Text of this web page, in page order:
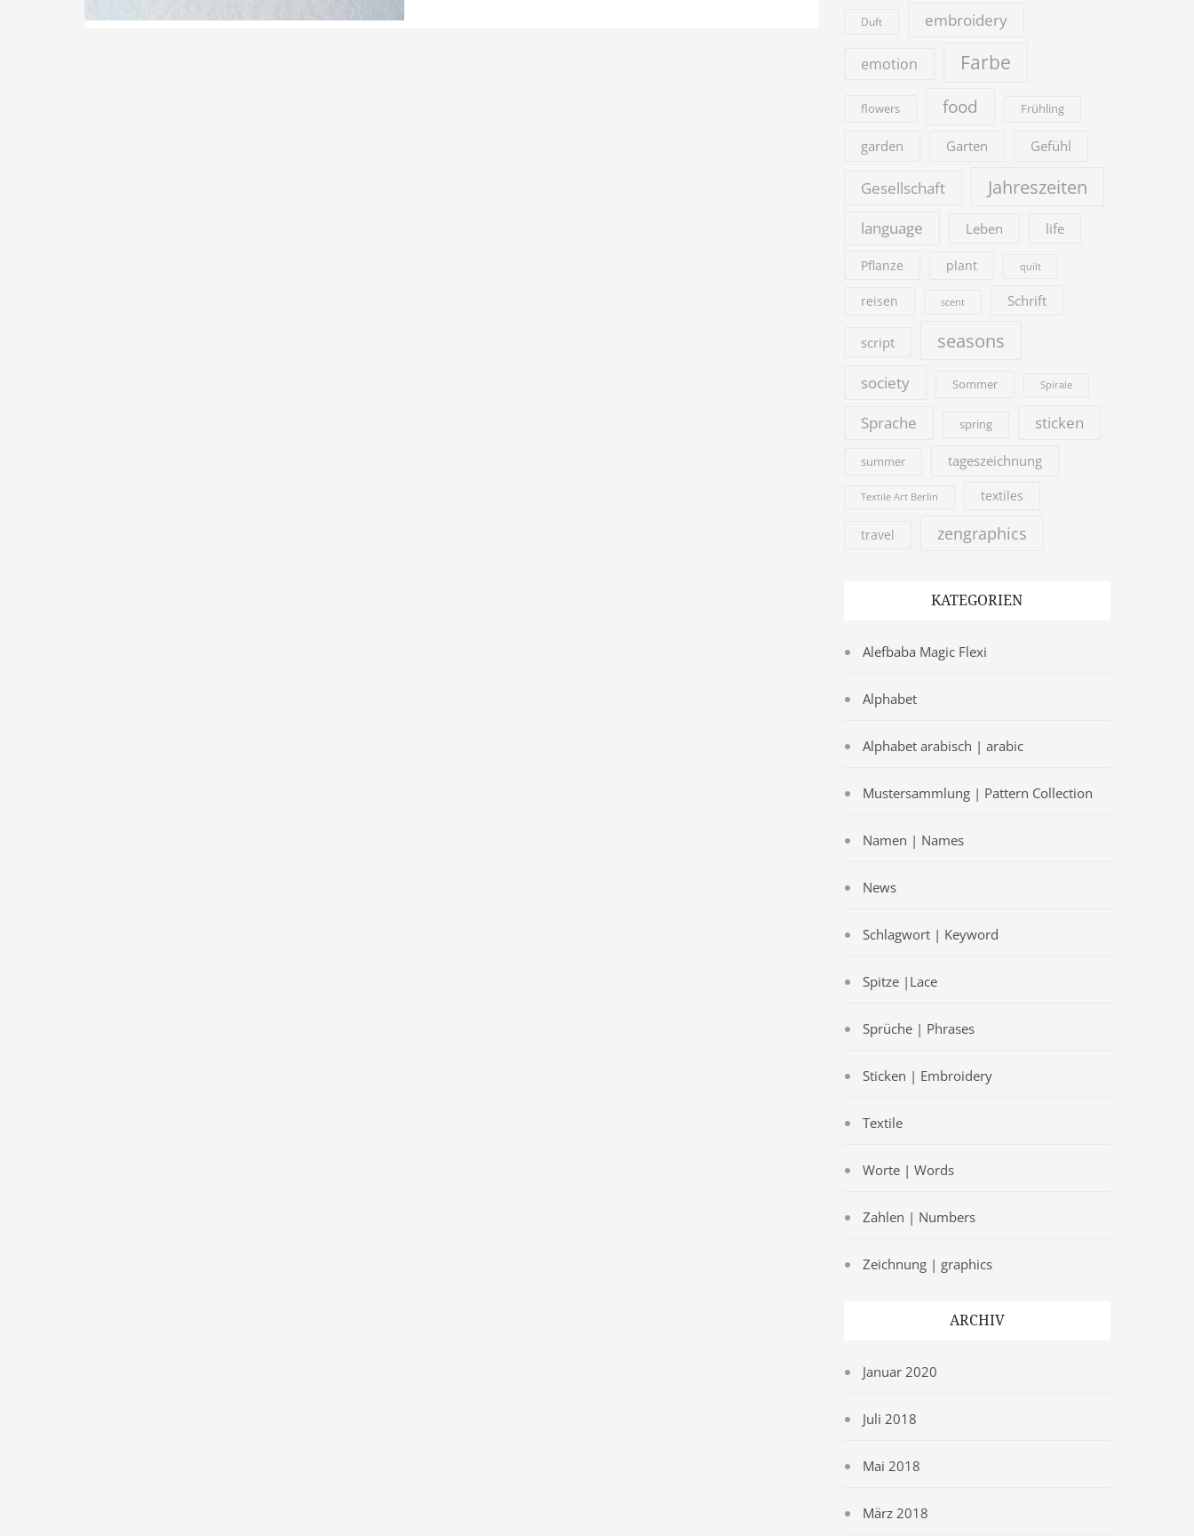
Duft embroidery
emotion Farbe
flowers food Frühling
garden Garten Gefühl
Gesellschaft Jahreszeiten
language Leben life
Pflanze plant quilt
reisen scent Schrift
script seasons
society Sommer Spirale
Sprache spring sticken
summer tageszeichnung
Textile Art Berlin textiles
travel zengraphics
KATEGORIEN
Alefbaba Magic Flexi
Alphabet
Alphabet arabisch | arabic
Mustersammlung | Pattern Collection
Namen | Names
News
Schlagwort | Keyword
Spitze |Lace
Sprüche | Phrases
Sticken | Embroidery
Textile
Worte | Words
Zahlen | Numbers
Zeichnung | graphics
ARCHIV
Januar 2020
Juli 2018
Mai 2018
März 2018